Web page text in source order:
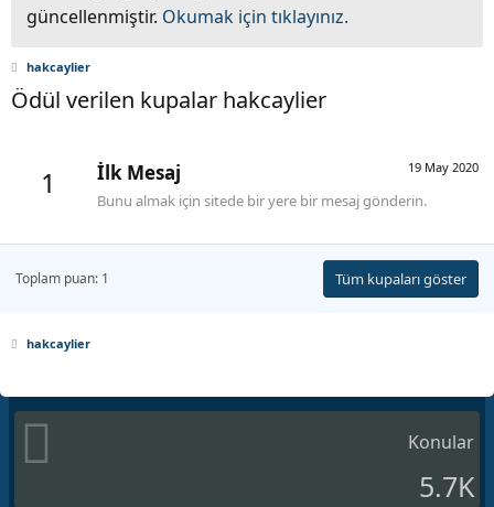
güncellenmiştir. Okumak için tıklayınız.
hakcaylier
Ödül verilen kupalar hakcaylier
1 19 May 2020
İlk Mesaj
Bunu almak için sitede bir yere bir mesaj gönderin.
Toplam puan: 1 Tüm kupaları göster
hakcaylier
Konular
5.7K